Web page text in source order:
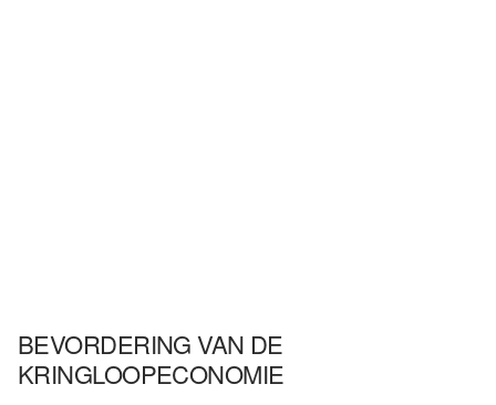
BEVORDERING VAN DE
KRINGLOOPECONOMIE